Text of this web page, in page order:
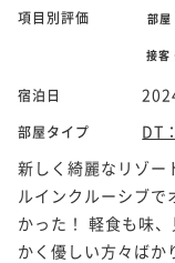
項目別評価 部屋
接客
宿泊日
部屋タイプ
DT
新しく綺麗なリゾー
ルインクルーシブで
かった！ 軽食も味
かく優しい方々ばか